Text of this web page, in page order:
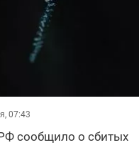
07:43
сообщило о сбитых